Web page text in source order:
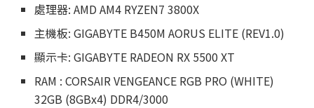
處理器: AMD AM4 RYZEN7 3800X
主機板: GIGABYTE B450M AORUS ELITE (REV1.0)
顯示卡: GIGABYTE RADEON RX 5500 XT
RAM : CORSAIR VENGEANCE RGB PRO (WHITE)
32GB (8GBx4) DDR4/3000